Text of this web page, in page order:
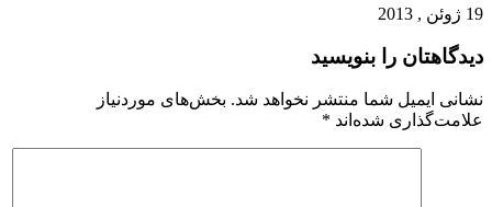
19 ژوئن , 2013
دیدگاهتان را بنویسید
نشانی ایمیل شما منتشر نخواهد شد. بخش‌های موردنیاز
علامت‌گذاری شده‌اند *